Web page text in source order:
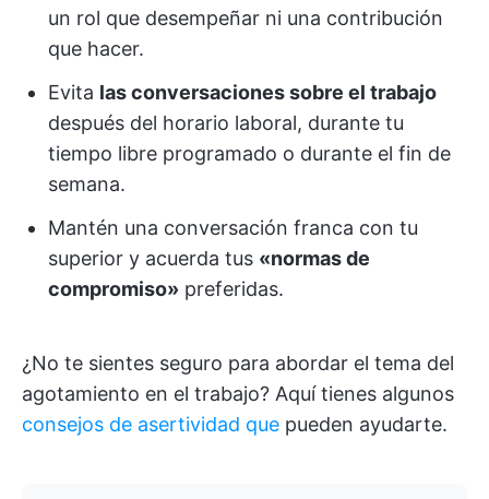
un rol que desempeñar ni una contribución
que hacer.
Evita las conversaciones sobre el trabajo
después del horario laboral, durante tu
tiempo libre programado o durante el fin de
semana.
Mantén una conversación franca con tu
superior y acuerda tus «normas de
compromiso» preferidas.
¿No te sientes seguro para abordar el tema del
agotamiento en el trabajo? Aquí tienes algunos
consejos de asertividad que pueden ayudarte.